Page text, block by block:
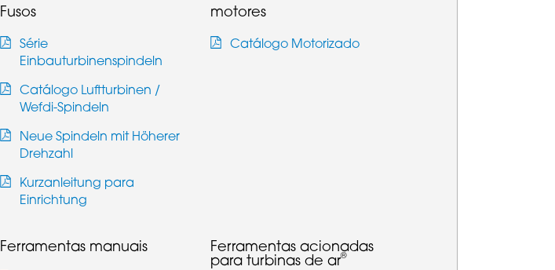
Fusos
Série
Einbauturbinenspindeln
Catálogo Luftturbinen /
Wefdi-Spindeln
Neue Spindeln mit Höherer
Drehzahl
Kurzanleitung para
Einrichtung
motores
Catálogo Motorizado
Ferramentas manuais
Ferramentas acionadas
para turbinas de ar®